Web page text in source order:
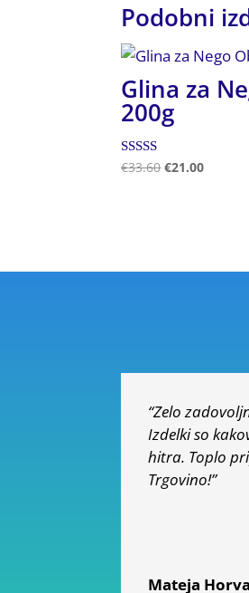
Podobni
Glina za
200g
Ocenjeno
€33.60 €21.00
“Zelo
Izdelki so
hitra. Toplo
Trgovino!”
Mateja